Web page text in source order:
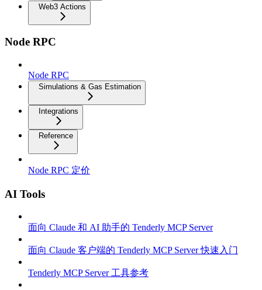
Web3 Actions
Node RPC
Node RPC
Simulations & Gas Estimation
Integrations
Reference
Node RPC 定价
AI Tools
面向 Claude 和 AI 助手的 Tenderly MCP Server
面向 Claude 客户端的 Tenderly MCP Server 快速入门
Tenderly MCP Server 工具参考